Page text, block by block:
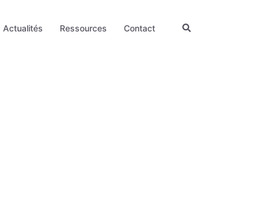
Actualités Ressources Contact Rechercher